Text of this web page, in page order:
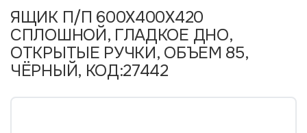
ЯЩИК П/П 600Х400Х420
СПЛОШНОЙ, ГЛАДКОЕ ДНО,
ОТКРЫТЫЕ РУЧКИ, ОБЪЕМ 85,
ЧЁРНЫЙ, КОД:27442